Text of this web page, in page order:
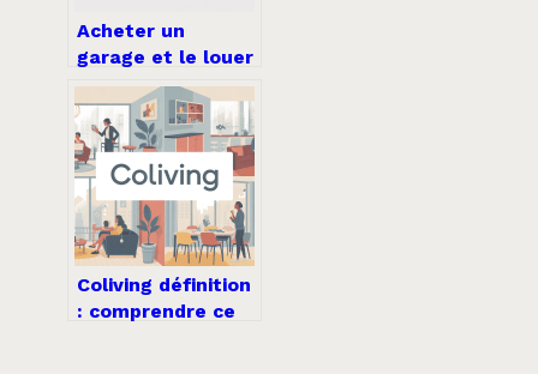
Acheter un
garage et le louer
: la stratégie
simple pour
investir avec un
petit budget
Coliving définition
: comprendre ce